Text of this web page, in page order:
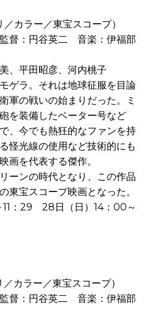
カラー／東宝スコープ）
督：円谷英二 音楽：伊福部
、平田昭彦、河内桃子
ゲラ。それは地球征服を目論
軍の戦いの始まりだった。ミ
を装備したベーター号など
、今でも熱狂的なファンを持
怪光線の使用など技術的にも
画を代表する傑作。
ーンの時代となり、この作品
東宝スコープ映画となった。
：29 28日（日）14：00～
カラー／東宝スコープ）
督：円谷英二 音楽：伊福部